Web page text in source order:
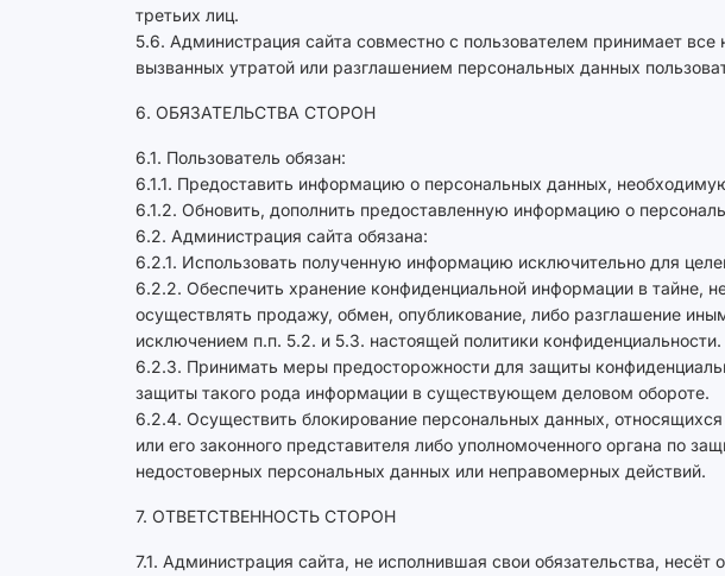
третьих лиц.
5.6. Администрация сайта совместно с пользователем принимает
вызванных утратой или разглашением персональных данных
6. ОБЯЗАТЕЛЬСТВА СТОРОН
6.1. Пользователь обязан:
6.1.1. Предоставить информацию о персональных данных,
6.1.2. Обновить, дополнить предоставленную информацию о
6.2. Администрация сайта обязана:
6.2.1. Использовать полученную информацию исключительно для
6.2.2. Обеспечить хранение конфиденциальной информации в тайне,
осуществлять продажу, обмен, опубликование, либо разглашение
исключением п.п. 5.2. и 5.3. настоящей политики конфиденциальности.
6.2.3. Принимать меры предосторожности для защиты
защиты такого рода информации в существующем деловом обороте.
6.2.4. Осуществить блокирование персональных данных,
или его законного представителя либо уполномоченного органа по
недостоверных персональных данных или неправомерных действий.
7. ОТВЕТСТВЕННОСТЬ СТОРОН
7.1. Администрация сайта, не исполнившая свои обязательства,